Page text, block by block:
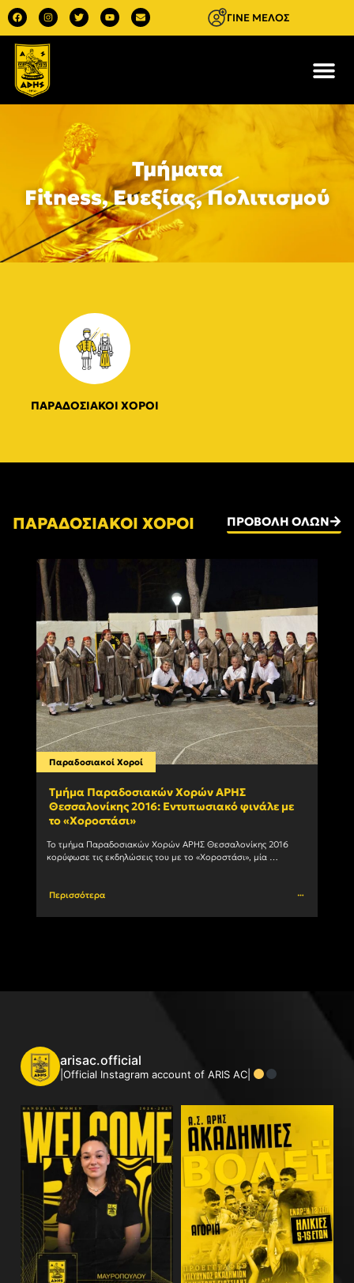
ΓΙΝΕ ΜΕΛΟΣ
Τμήματα
Fitness, Ευεξίας, Πολιτισμού
ΠΑΡΑΔΟΣΙΑΚΟΙ ΧΟΡΟΙ
ΠΑΡΑΔΟΣΙΑΚΟΙ ΧΟΡΟΙ ΠΡΟΒΟΛΉ ΌΛΩΝ
Παραδοσιακοί Χοροί
Τμήμα Παραδοσιακών Χορών ΑΡΗΣ
Θεσσαλονίκης 2016: Εντυπωσιακό φινάλε με
το «Χοροστάσι»
Το τμήμα Παραδοσιακών Χορών ΑΡΗΣ Θεσσαλονίκης 2016
κορύφωσε τις εκδηλώσεις του με το «Χοροστάσι», μία
Περισσότερα
arisac.official
|Official Instagram account of ARIS AC|